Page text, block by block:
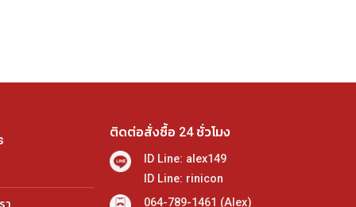
า
ติดต่อสั่งซื้อ 24 ชั่วโมง
ID Line: alex149
ID Line: rinicon
064-789-1461 (Alex)